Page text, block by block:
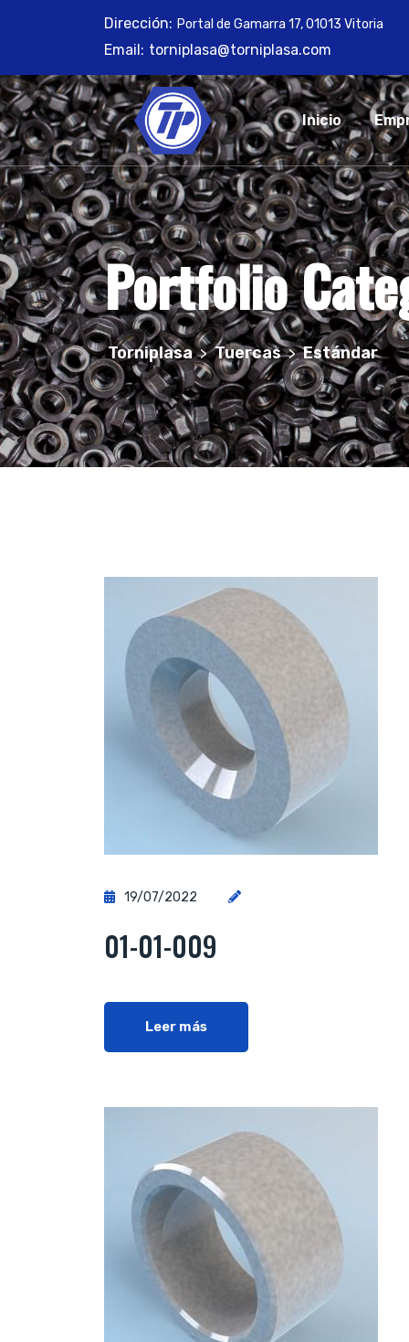
Dirección: Portal de Gamarra 17, 01013 Vitoria
Email: torniplasa@torniplasa.com
Inicio
Portfolio
Torniplasa > Tuercas > Estándar
19/07/2022
01-01-009
Leer más